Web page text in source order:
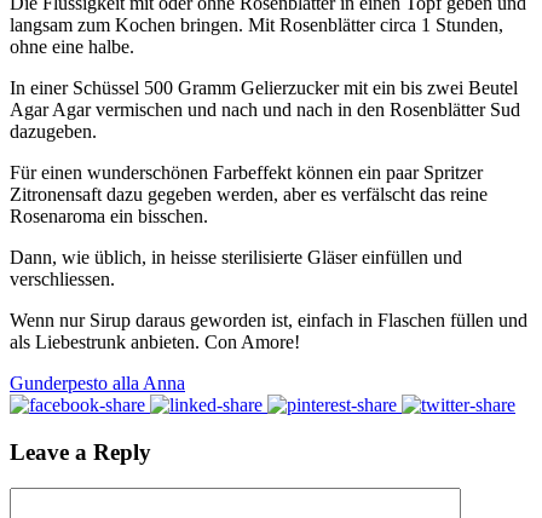
langsam zum Kochen bringen. Mit Rosenblätter circa 1 Stunden,
ohne eine halbe.
In einer Schüssel 500 Gramm Gelierzucker mit ein bis zwei Beutel
Agar Agar vermischen und nach und nach in den Rosenblätter Sud
dazugeben.
Für einen wunderschönen Farbeffekt können ein paar Spritzer
Zitronensaft dazu gegeben werden, aber es verfälscht das reine
Rosenaroma ein bisschen.
Dann, wie üblich, in heisse sterilisierte Gläser einfüllen und
verschliessen.
Wenn nur Sirup daraus geworden ist, einfach in Flaschen füllen und
als Liebestrunk anbieten. Con Amore!
Gunderpesto alla Anna
Leave a Reply